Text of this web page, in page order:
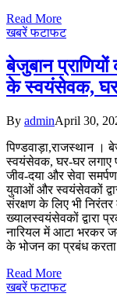
Read More
खबरें फटाफट
बेजुबान
के स्वयंसेवक,
By adminApril 30,
पिण्डवाड़ा,राजस्थान ।
स्वयंसेवक, घर-घर लगाए
जीव-दया और सेवा
युवाओं और स्वयंसेवकों
संरक्षण के लिए भी
ख्यालस्वयंसेवकों द्वारा
नारियल में आटा भरकर
के भोजन का प्रबंध
Read More
खबरें फटाफट